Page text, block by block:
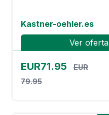
Kastner-oehler.es
Ver oferta
EUR71.95
EUR
79.95